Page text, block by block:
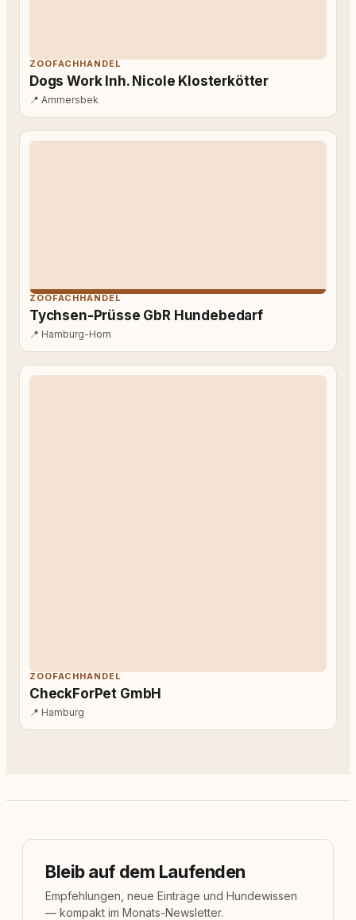
ZOOFACHHANDEL
Dogs Work Inh. Nicole Klosterkötter
📍 Ammersbek
ZOOFACHHANDEL
Tychsen-Prüsse GbR Hundebedarf
📍 Hamburg-Horn
ZOOFACHHANDEL
CheckForPet GmbH
📍 Hamburg
Bleib auf dem Laufenden
Empfehlungen, neue Einträge und Hundewissen
— kompakt im Monats-Newsletter.